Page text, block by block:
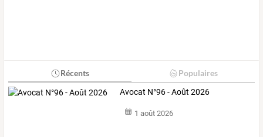
Récents Populaires
Avocat N°96 - Août 2026
1 août 2026